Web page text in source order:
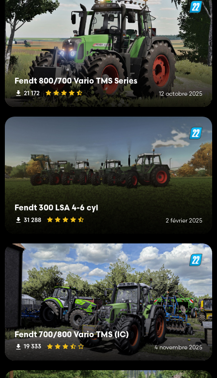
Fendt 800/700 Vario TMS Series
21 172 12 octobre 2025
Fendt 300 LSA 4-6 cyl
31 288 2 février 2025
Fendt 700/800 Vario TMS (IC)
19 333 4 novembre 2025